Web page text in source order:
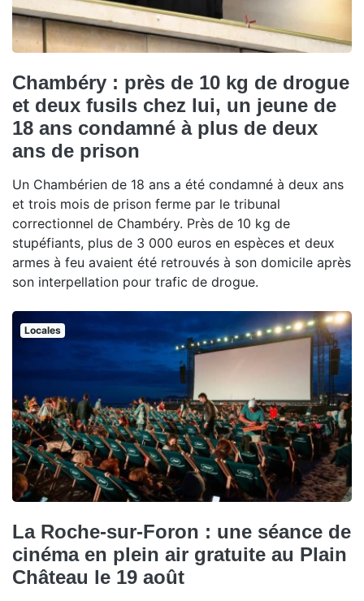
Chambéry : près de 10 kg de drogue
et deux fusils chez lui, un jeune de
18 ans condamné à plus de deux
ans de prison
Un Chambérien de 18 ans a été condamné à deux ans
et trois mois de prison ferme par le tribunal
correctionnel de Chambéry. Près de 10 kg de
stupéfiants, plus de 3 000 euros en espèces et deux
armes à feu avaient été retrouvés à son domicile après
son interpellation pour trafic de drogue.
Locales
La Roche-sur-Foron : une séance de
cinéma en plein air gratuite au Plain
Château le 19 août